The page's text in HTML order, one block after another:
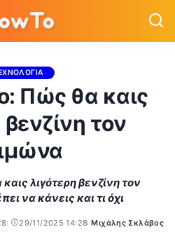
Πώς θα καις
βενζίνη τον
λιγότερη βενζίνη τον
να κάνεις και τι όχι
29/11/2025 14:28
Posted
Μιχάλης Σκλάβος